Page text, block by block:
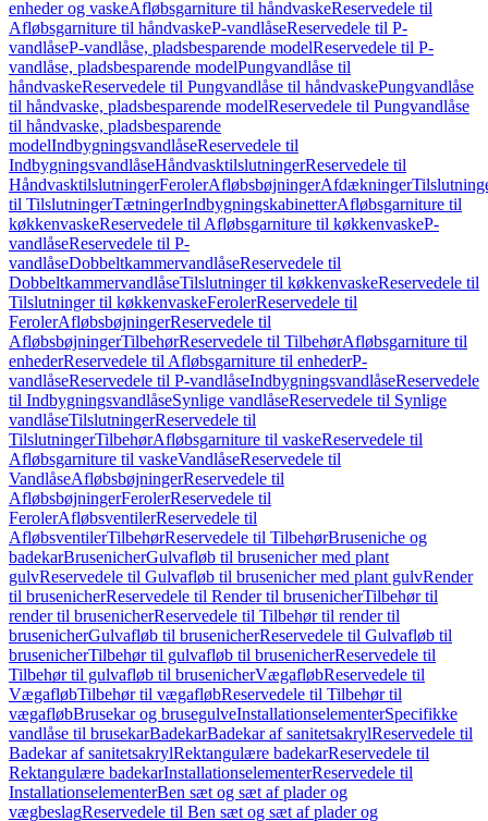
enheder og vaskeAfløbsgarniture til håndvaskeReservedele til
Afløbsgarniture til håndvaskeP-vandlåseReservedele til P-
vandlåseP-vandlåse, pladsbesparende modelReservedele til P-
vandlåse, pladsbesparende modelPungvandlåse til
håndvaskeReservedele til Pungvandlåse til håndvaskePungvandlåse
til håndvaske, pladsbesparende modelReservedele til Pungvandlåse
til håndvaske, pladsbesparende
modelIndbygningsvandlåseReservedele til
IndbygningsvandlåseHåndvasktilslutningerReservedele til
HåndvasktilslutningerFerolerAfløbsbøjningerAfdækninger
til TilslutningerTætningerIndbygningskabinetterAfløbsgarniture til
køkkenvaskeReservedele til Afløbsgarniture til køkkenvaskeP-
vandlåseReservedele til P-
vandlåseDobbeltkammervandlåseReservedele til
DobbeltkammervandlåseTilslutninger til køkkenvaskeReservedele til
Tilslutninger til køkkenvaskeFerolerReservedele til
FerolerAfløbsbøjningerReservedele til
AfløbsbøjningerTilbehørReservedele til TilbehørAfløbsgarniture til
enhederReservedele til Afløbsgarniture til enhederP-
vandlåseReservedele til P-vandlåseIndbygningsvandlåseReservedele
til IndbygningsvandlåseSynlige vandlåseReservedele til Synlige
vandlåseTilslutningerReservedele til
TilslutningerTilbehørAfløbsgarniture til vaskeReservedele til
Afløbsgarniture til vaskeVandlåseReservedele til
VandlåseAfløbsbøjningerReservedele til
AfløbsbøjningerFerolerReservedele til
FerolerAfløbsventilerReservedele til
AfløbsventilerTilbehørReservedele til TilbehørBruseniche og
badekarBrusenicherGulvafløb til brusenicher med plant
gulvReservedele til Gulvafløb til brusenicher med plant gulvRender
til brusenicherReservedele til Render til brusenicherTilbehør til
render til brusenicherReservedele til Tilbehør til render til
brusenicherGulvafløb til brusenicherReservedele til Gulvafløb til
brusenicherTilbehør til gulvafløb til brusenicherReservedele til
Tilbehør til gulvafløb til brusenicherVægafløbReservedele til
VægafløbTilbehør til vægafløbReservedele til Tilbehør til
vægafløbBrusekar og brusegulveInstallationselementerSpecifikke
vandlåse til brusekarBadekarBadekar af sanitetsakrylReservedele til
Badekar af sanitetsakrylRektangulære badekarReservedele til
Rektangulære badekarInstallationselementerReservedele til
InstallationselementerBen sæt og sæt af plader og
vægbeslagReservedele til Ben sæt og sæt af plader og